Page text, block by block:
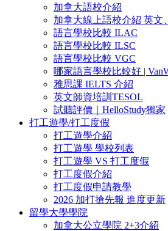
加拿大語校介紹
加拿大線上語校介紹 英文
語言學校比較 ILAC
語言學校比較 ILSC
語言學校比較 VGC
哪家語言學校比較好 |
雅思課 IELTS 介紹
英文師資培訓TESOL
試聽評價｜HelloStudy獨家
打工遊學/打工度假
打工遊學介紹
打工遊學 學校列表
打工遊學 VS 打工度假
打工度假介紹
打工度假申請教學
2026 加打搶先報 進度更新
留學大學學院
加拿大公立學院 2+3介紹